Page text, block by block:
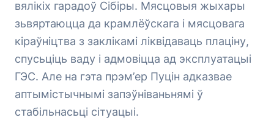
вялікіх гарадоў Сібіры. Мясцовыя жыхары
зьвяртаюцца да крамлёўскага і мясцовага
кіраўніцтва з заклікамі ліквідаваць плаціну,
спусьціць ваду і адмовіцца ад эксплуатацыі
ГЭС. Але на гэта прэм’ер Пуцін адказвае
аптымістычнымі запэўніваньнямі ў
стабільнасьці сітуацыі.